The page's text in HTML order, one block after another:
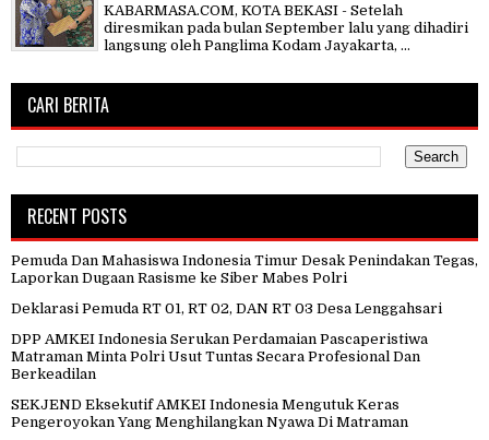
KABARMASA.COM, KOTA BEKASI - Setelah
diresmikan pada bulan September lalu yang dihadiri
langsung oleh Panglima Kodam Jayakarta, ...
CARI BERITA
RECENT POSTS
Pemuda Dan Mahasiswa Indonesia Timur Desak Penindakan Tegas,
Laporkan Dugaan Rasisme ke Siber Mabes Polri
Deklarasi Pemuda RT 01, RT 02, DAN RT 03 Desa Lenggahsari
DPP AMKEI Indonesia Serukan Perdamaian Pascaperistiwa
Matraman Minta Polri Usut Tuntas Secara Profesional Dan
Berkeadilan
SEKJEND Eksekutif AMKEI Indonesia Mengutuk Keras
Pengeroyokan Yang Menghilangkan Nyawa Di Matraman